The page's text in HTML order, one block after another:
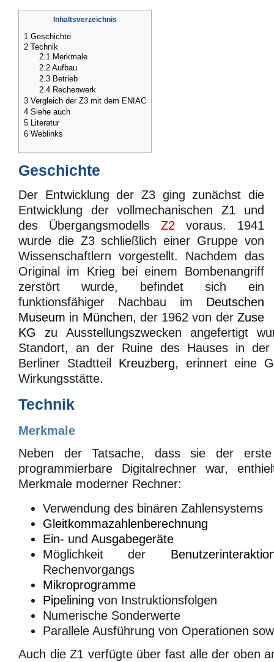
Inhaltsverzeichnis
1 Geschichte
2 Technik
2.1 Merkmale
2.2 Aufbau
2.3 Betrieb
2.4 Rechenwerk
3 Vergleich der Z3 mit dem ENIAC
4 Siehe auch
5 Literatur
6 Weblinks
Geschichte
Der Entwicklung der Z3 ging zunächst die
Entwicklung der vollmechanischenZ1 und
des Übergangsmodells Z2voraus. 1941
wurde die Z3 schließlich einer Gruppe von
Wissenschaftlern vorgestellt. Nachdem das
Original im Krieg bei einem Bombenangriff
zerstört wurde, befindet sich ein
funktionsfähiger Nachbau im Deutschen
Museum in München, der 1962 von der Zuse
KG zu Ausstellungszwecken angefertigt
Standort, an der Ruine des Hauses in der
Berliner Stadtteil Kreuzberg, erinnert eine
Wirkungsstätte.
Technik
Merkmale
Neben der Tatsache, dass sie der erste
programmierbare Digitalrechner war,
Merkmale moderner Rechner:
Verwendung des binären Zahlensystems
Gleitkommazahlenberechnung
Ein- und Ausgabegeräte
Möglichkeit der
Rechenvorgangs
Mikroprogramme
Pipelining von Instruktionsfolgen
Numerische Sonderwerte
Parallele Ausführung von Operationen
Auch die Z1 verfügte über fast alle der oben